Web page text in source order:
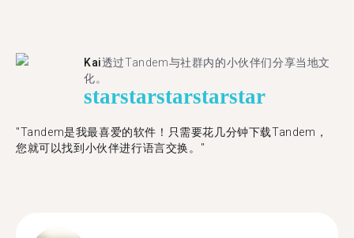
Kai透过Tandem与社群内的小伙伴们分享当地文
化。
starstarstarstarstar
"Tandem是我最喜爱的软件！只需要花几分钟下载Tandem，
您就可以找到小伙伴进行语言交换。"